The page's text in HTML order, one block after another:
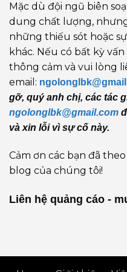
Mặc dù đội ngũ biên
dung chất lượng,
những thiếu sót hoặc
khác. Nếu có bất kỳ
thông cảm và vui lòng
email:
gỡ, quý anh chị, các tác
ngolonglbk@gmail.com
và xin lỗi vì sự cố này.
Cảm ơn các bạn đã
blog của chúng tôi!
Liên hệ quảng cáo -